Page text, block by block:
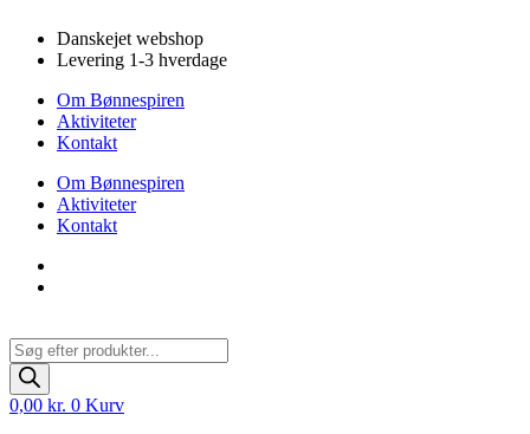
indhold
Danskejet webshop
Levering 1-3 hverdage
Om Bønnespiren
Aktiviteter
Kontakt
Om Bønnespiren
Aktiviteter
Kontakt
Products
search
0,00 kr. 0 Kurv